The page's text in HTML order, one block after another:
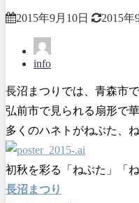
2015年9月10日 2015年
info
長沼まつりでは、青森市
弘前市で見られる扇形で
多くのハネトがねぶた、
初秋を彩る「ねぶた」「
長沼まつり